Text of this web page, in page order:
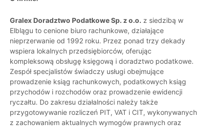
Gralex Doradztwo Podatkowe Sp. z o.o. z siedzibą w
Elblągu to cenione biuro rachunkowe, działające
nieprzerwanie od 1992 roku. Przez ponad trzy dekady
wspiera lokalnych przedsiębiorców, oferując
kompleksową obsługę księgową i doradztwo podatkowe.
Zespół specjalistów świadczy usługi obejmujące
prowadzenie ksiąg rachunkowych, podatkowych ksiąg
przychodów i rozchodów oraz prowadzenie ewidencji
ryczałtu. Do zakresu działalności należy także
przygotowywanie rozliczeń PIT, VAT i CIT, wykonywanych
z zachowaniem aktualnych wymogów prawnych oraz